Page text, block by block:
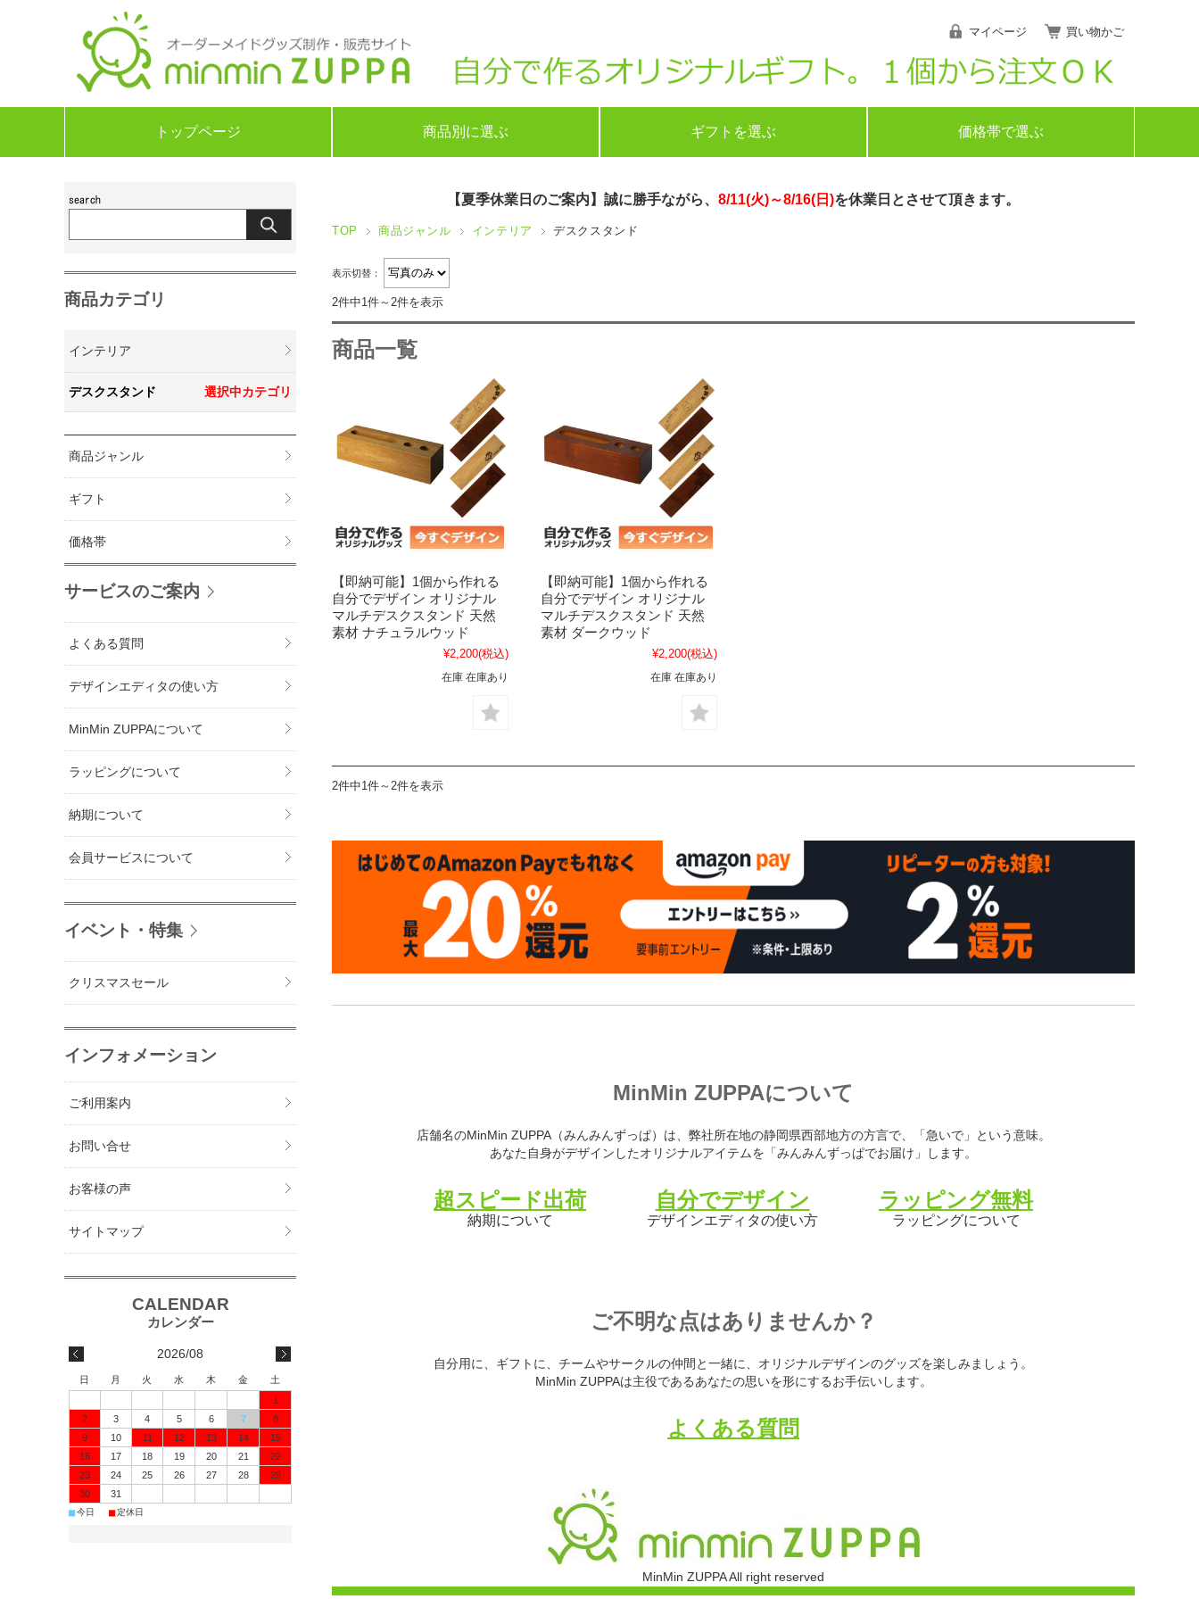
マイページ 買い物かご
トップページ 商品別に選ぶ ギフトを選ぶ 価格帯で選ぶ
【夏季休業日のご案内】誠に勝手ながら、 8/11(火)～8/16(日)を休業日とさせて頂きます。
TOP 商品ジャンル インテリア デスクスタンド
表示切替：
2件中1件～2件を表示
商品一覧
【即納可能】1個から作れる
自分でデザイン オリジナル
マルチデスクスタンド 天然
素材 ナチュラルウッド
¥2,200(税込)
在庫 在庫あり
【即納可能】1個から作れる
自分でデザイン オリジナル
マルチデスクスタンド 天然
素材 ダークウッド
¥2,200(税込)
在庫 在庫あり
2件中1件～2件を表示
MinMin ZUPPAについて
店舗名のMinMin ZUPPA（みんみんずっぱ）は、弊社所在地の静岡県西部地方の方言で、「急いで」という意味。
あなた自身がデザインしたオリジナルアイテムを「みんみんずっぱでお届け」します。
超スピード出荷
納期について
自分でデザイン
デザインエディタの使い方
ラッピング無料
ラッピングについて
ご不明な点はありませんか？
自分用に、ギフトに、チームやサークルの仲間と一緒に、オリジナルデザインのグッズを楽しみましょう。
MinMin ZUPPAは主役であるあなたの思いを形にするお手伝いします。
よくある質問
MinMin ZUPPA All right reserved
商品カテゴリ
インテリア
デスクスタンド
商品ジャンル
ギフト
価格帯
サービスのご案内
よくある質問
デザインエディタの使い方
MinMin ZUPPAについて
ラッピングについて
納期について
会員サービスについて
イベント・特集
クリスマスセール
インフォメーション
ご利用案内
お問い合せ
お客様の声
サイトマップ
2026/08
日 月 火 水 木 金
土
1
2
3 4 5 6 7
8
9
10 11 12 13 14
15
16
17 18 19 20 21
22
23
24 25 26 27 28
29
30
31
■今日 ■定休日